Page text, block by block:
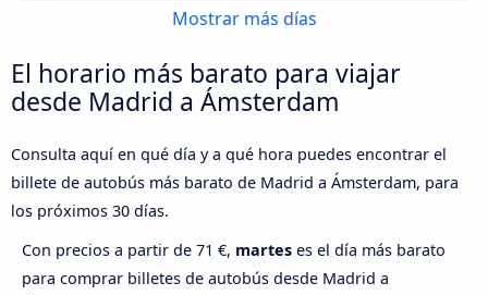
Mostrar más días
El horario más barato para viajar
desde Madrid a Ámsterdam
Consulta aquí en qué día y a qué hora puedes encontrar el
billete de autobús más barato de Madrid a Ámsterdam, para
los próximos 30 días.
Con precios a partir de 71 €, martes es el día más barato
para comprar billetes de autobús desde Madrid a